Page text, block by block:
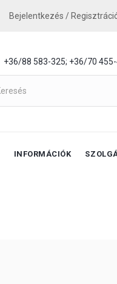
Bejelentkezés /
+36/88 583-325; +36/70
INFORMÁCIÓK